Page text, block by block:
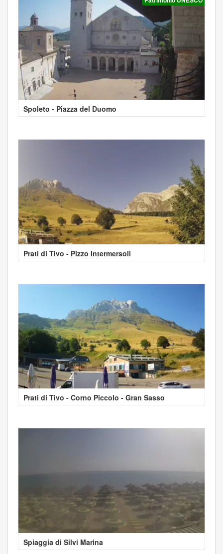
Spoleto - Piazza del Duomo
Prati di Tivo - Pizzo Intermersoli
Prati di Tivo - Corno Piccolo - Gran Sasso
Spiaggia di Silvi Marina